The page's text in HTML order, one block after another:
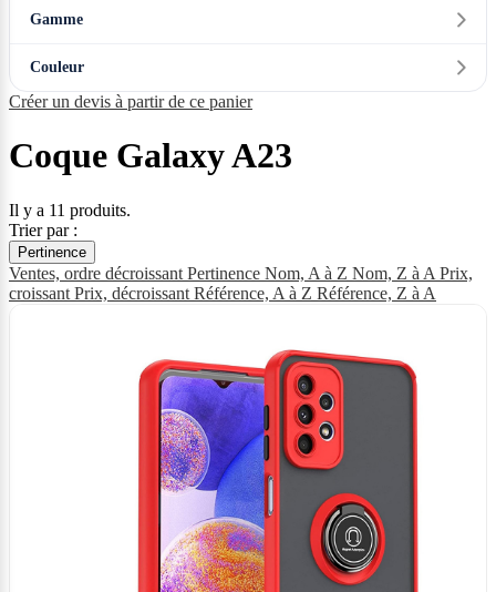
Gamme
Couleur
Créer un devis à partir de ce panier
Coque Galaxy A23
Il y a 11 produits.
Trier par :
Pertinence
Ventes, ordre décroissant Pertinence Nom, A à Z Nom, Z à A Prix,
croissant Prix, décroissant Référence, A à Z Référence, Z à A